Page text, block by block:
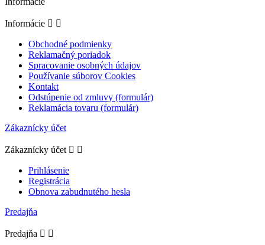
Informácie  
Obchodné podmienky
Reklamačný poriadok
Spracovanie osobných údajov
Používanie súborov Cookies
Kontakt
Odstúpenie od zmluvy (formulár)
Reklamácia tovaru (formulár)
Zákaznícky účet
Zákaznícky účet  
Prihlásenie
Registrácia
Obnova zabudnutého hesla
Predajňa
Predajňa  